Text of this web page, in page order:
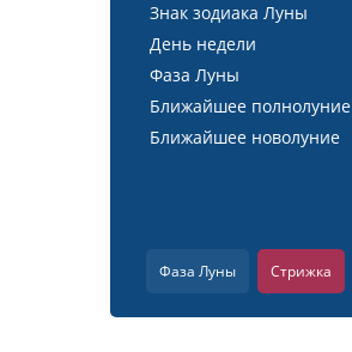
Знак зодиака Луны
День недели
Фаза Луны
Ближайшее полнолуние
Ближайшее новолуние
Фаза Луны Стрижка